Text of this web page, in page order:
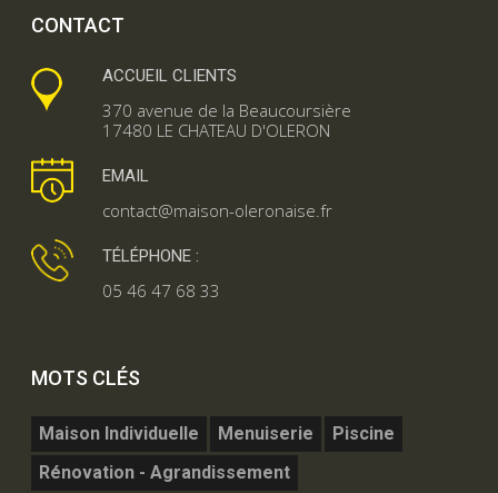
CONTACT
ACCUEIL CLIENTS
370 avenue de la Beaucoursière
17480 LE CHATEAU D'OLERON
EMAIL
contact@maison-oleronaise.fr
TÉLÉPHONE :
05 46 47 68 33
MOTS CLÉS
Maison Individuelle Menuiserie
Piscine
Rénovation - Agrandissement